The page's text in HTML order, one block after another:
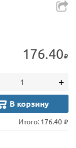
176.40
+
Итого: 176.40
В корзину